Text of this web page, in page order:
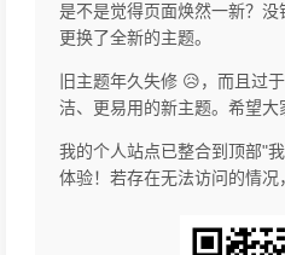
是不是觉得页面焕然一新？
更换了全新的主题。
旧主题年久失修 😥，而且过
洁、更易用的新主题。希望大
我的个人站点已整合到顶部"
体验！若存在无法访问的情况